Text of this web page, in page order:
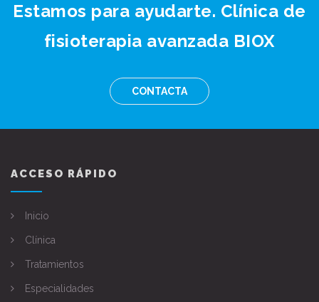
Estamos para ayudarte. Clínica de
fisioterapia avanzada BIOX
CONTACTA
ACCESO RÁPIDO
Inicio
Clínica
Tratamientos
Especialidades